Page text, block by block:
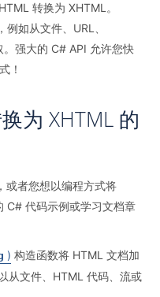
转换为 XHTML。
如从文件、URL、
强大的 C# API 允许您快
！
为 XHTML 的
或者您想以编程方式将
C# 代码示例或学习文档章
) 构造函数将 HTML 文档加
从文件、HTML 代码、流或